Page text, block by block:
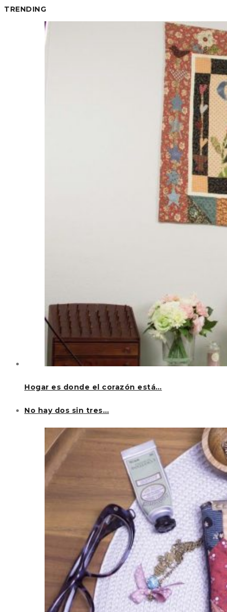
TRENDING
Hogar es donde el corazón está…
No hay dos sin tres…